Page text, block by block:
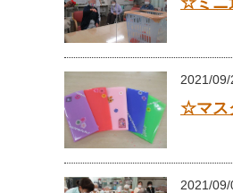
2021/
☆マス
2021/